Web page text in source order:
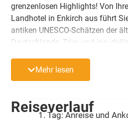
grenzenlosen Highlights! Von
Landhotel in Enkirch aus führt
antiken UNESCO-Schätzen der
Deutschlands, Trier, und ins
Panoramablick. Ein Ausflug ins
Luxemburg mit seinem
Mehr lesen
Reiseverlauf
1. Tag: Anreise und